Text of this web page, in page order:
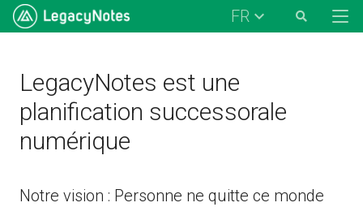
FR
LegacyNotes est une
planification successorale
numérique
Notre vision : Personne ne quitte ce monde